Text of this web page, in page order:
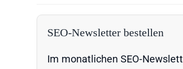
SEO-Newsletter bestellen
Im monatlichen SEO-